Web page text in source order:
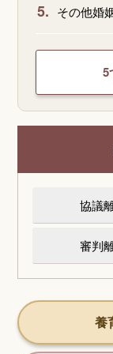
5. その他婚
5
協議
審判
養